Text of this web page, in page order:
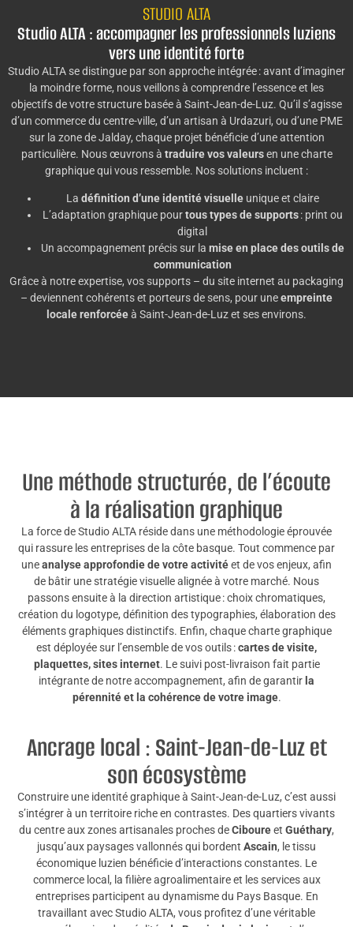
STUDIO ALTA
Studio ALTA : accompagner les professionnels luziens
vers une identité forte
Studio ALTA se distingue par son approche intégrée : avant d’imaginer
la moindre forme, nous veillons à comprendre l’essence et les
objectifs de votre structure basée à Saint-Jean-de-Luz. Qu’il s’agisse
d’un commerce du centre-ville, d’un artisan à Urdazuri, ou d’une PME
sur la zone de Jalday, chaque projet bénéficie d’une attention
particulière. Nous œuvrons à traduire vos valeursen une charte
graphique qui vous ressemble. Nos solutions incluent :
La définition d’une identité visuelleunique et claire
L’adaptation graphique pourtous types de supports: print ou
digital
Un accompagnement précis sur la mise en place des outils de
communication
Grâce à notre expertise, vos supports – du site internet au packaging
– deviennent cohérents et porteurs de sens, pour uneempreinte
locale renforcéeà Saint-Jean-de-Luz et ses environs.
Une méthode structurée, de l’écoute
à la réalisation graphique
La force de Studio ALTA réside dans une méthodologie éprouvée
qui rassure les entreprises de la côte basque. Tout commence par
uneanalyse approfondie de votre activitéet de vos enjeux, afin
de bâtir une stratégie visuelle alignée à votre marché. Nous
passons ensuite à la direction artistique : choix chromatiques,
création du logotype, définition des typographies, élaboration des
éléments graphiques distinctifs. Enfin, chaque charte graphique
est déployée sur l’ensemble de vos outils :cartes de visite,
plaquettes, sites internet. Le suivi post-livraison fait partie
intégrante de notre accompagnement, afin de garantir la
pérennité et la cohérence de votre image.
Ancrage local : Saint-Jean-de-Luz et
son écosystème
Construire une identité graphique à Saint-Jean-de-Luz, c’est aussi
s’intégrer à un territoire riche en contrastes. Des quartiers vivants
du centre aux zones artisanales proches deCiboureet Guéthary,
jusqu’aux paysages vallonnés qui bordent Ascain, le tissu
économique luzien bénéficie d’interactions constantes. Le
commerce local, la filière agroalimentaire et les services aux
entreprises participent au dynamisme du Pays Basque. En
travaillant avec Studio ALTA, vous profitez d’une véritable